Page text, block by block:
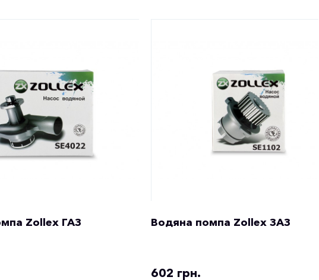
Zollex ГАЗ Водяна помпа Zollex ЗАЗ
602 грн.